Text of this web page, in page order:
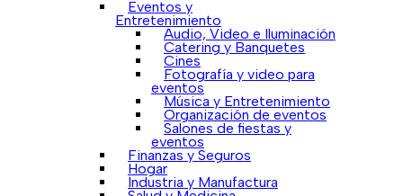
Eventos y
Entretenimiento
Audio, Video e Iluminación
Catering y Banquetes
Cines
Fotografía y video para
eventos
Música y Entretenimiento
Organización de eventos
Salones de fiestas y
eventos
Finanzas y Seguros
Hogar
Industria y Manufactura